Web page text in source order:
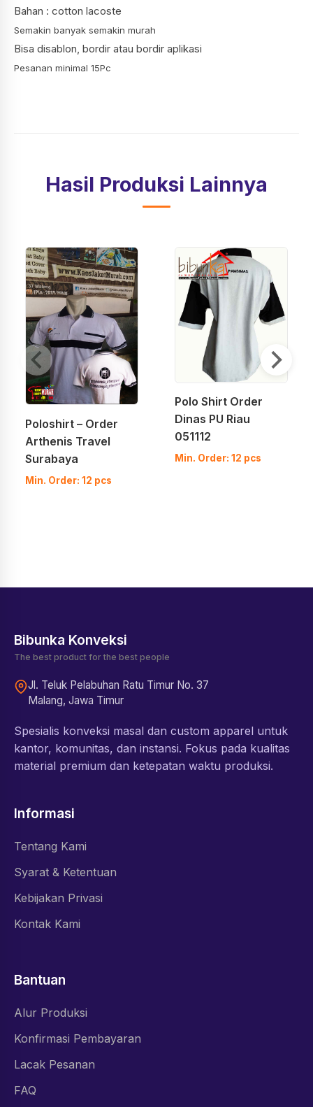
Bahan : cotton lacoste
Semakin banyak semakin murah
Bisa disablon, bordir atau bordir aplikasi
Pesanan minimal 15Pc
Hasil Produksi Lainnya
Poloshirt – Order
Arthenis Travel
Surabaya
Min. Order: 12 pcs
Polo Shirt Order
Dinas PU Riau
051112
Min. Order: 12 pcs
Bibunka Konveksi
The best product for the best people
Jl. Teluk Pelabuhan Ratu Timur No. 37
Malang, Jawa Timur
Spesialis konveksi masal dan custom apparel untuk
kantor, komunitas, dan instansi. Fokus pada kualitas
material premium dan ketepatan waktu produksi.
Informasi
Tentang Kami
Syarat & Ketentuan
Kebijakan Privasi
Kontak Kami
Bantuan
Alur Produksi
Konfirmasi Pembayaran
Lacak Pesanan
FAQ